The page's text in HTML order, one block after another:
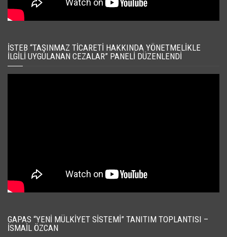
İSTEB “TAŞINMAZ TICARETI HAKKINDA YÖNETMELIKLE
İLGILI UYGULANAN CEZALAR” PANELI DÜZENLENDI
GAPAS “YENI MÜLKIYET SISTEMI” TANITIM TOPLANTISI –
İSMAIL ÖZCAN